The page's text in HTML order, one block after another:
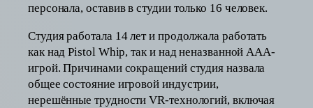
персонала, оставив в студии только 16 человек.
Студия работала 14 лет и продолжала работать
как над Pistol Whip, так и над неназванной AAA-
игрой. Причинами сокращений студия назвала
общее состояние игровой индустрии,
нерешённые трудности VR-технологий, включая